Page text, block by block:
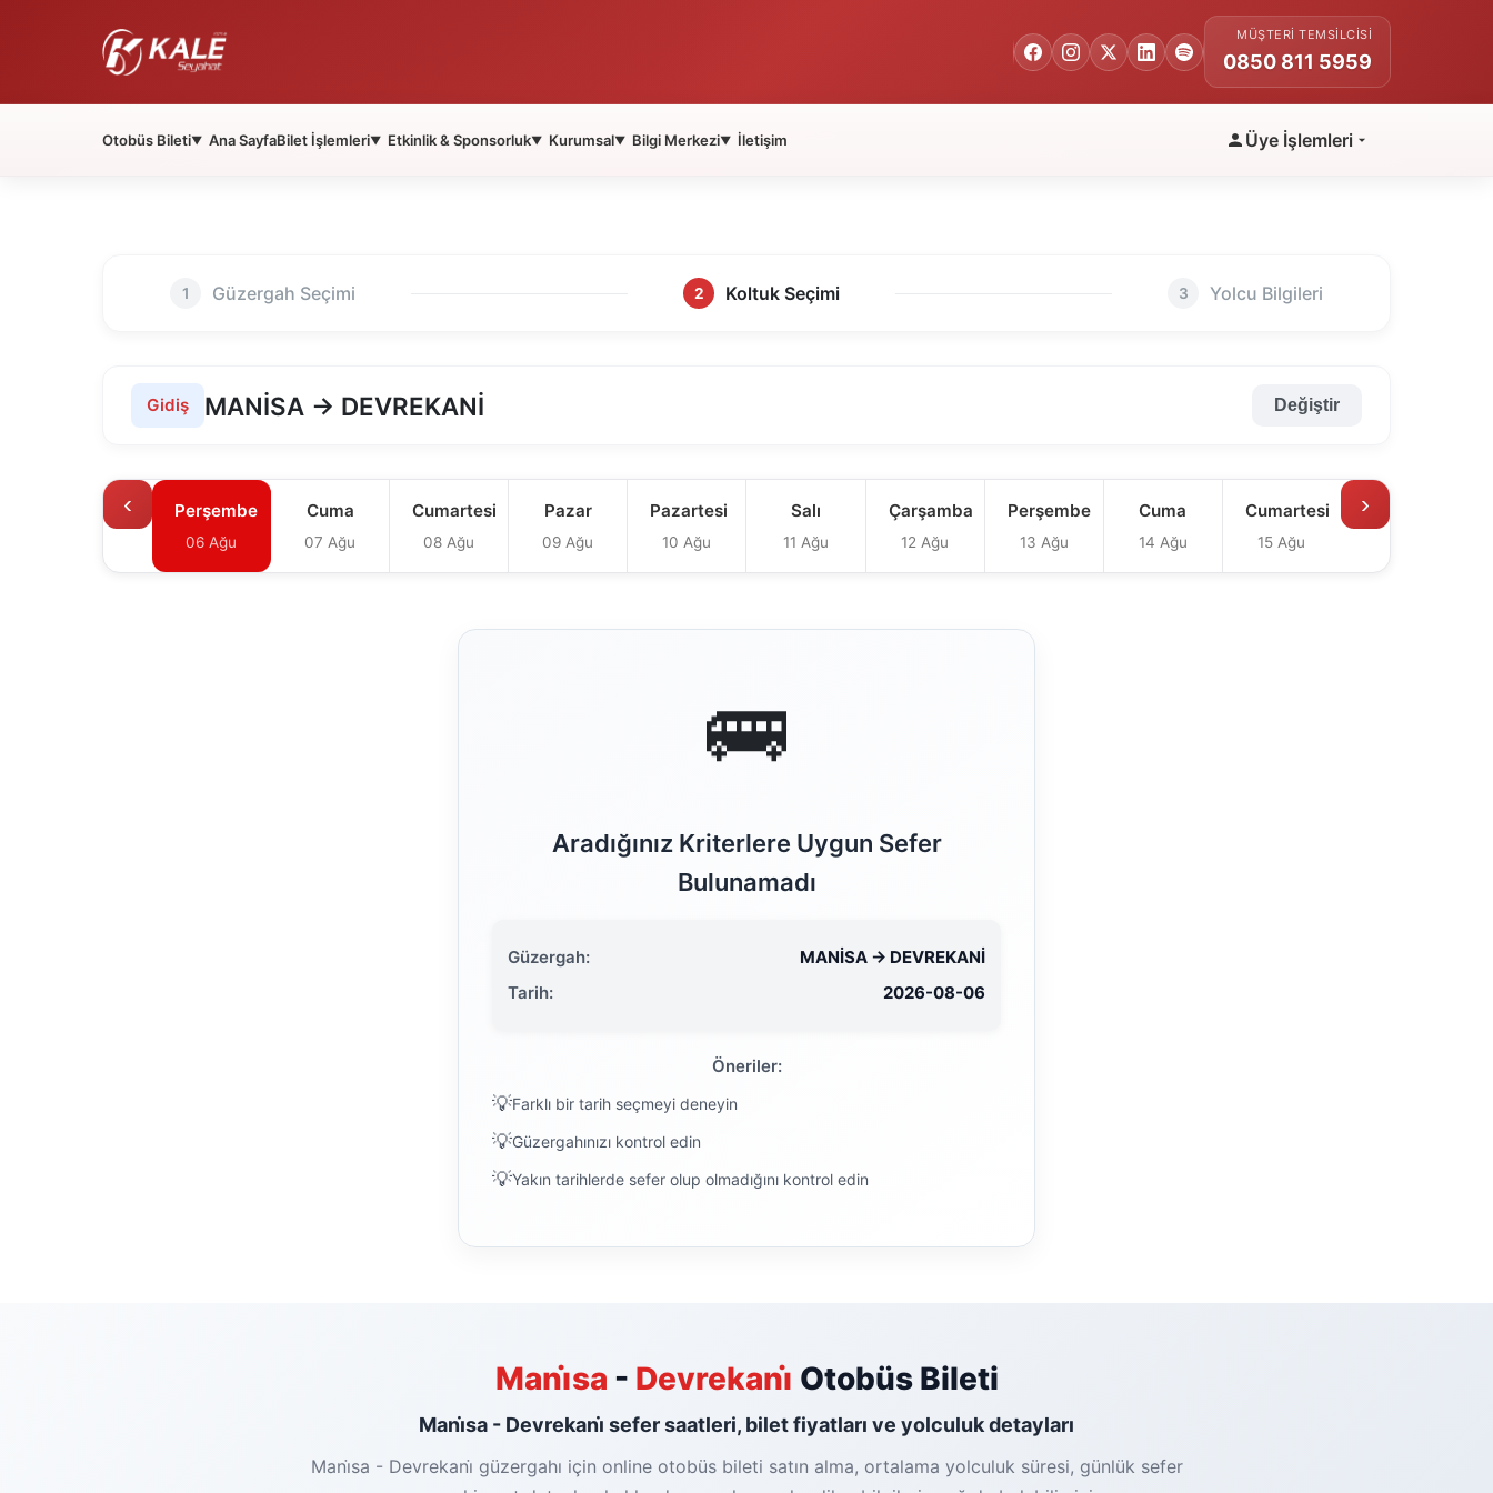
MÜŞTERI TEMSILCISI
0850 811 5959
Otobüs Bileti▼ Ana SayfaBilet İşlemleri▼ Etkinlik & Sponsorluk▼ Kurumsal▼ Bilgi Merkezi▼ İletişim Üye İşlemleri
1 Güzergah Seçimi 2 Koltuk Seçimi 3 Yolcu Bilgileri
Gidiş MANİSA → DEVREKANİ Değiştir
‹ Perşembe
06 Ağu
Cuma
07 Ağu
Cumartesi
08 Ağu
Pazar
09 Ağu
Pazartesi
10 Ağu
Salı
11 Ağu
Çarşamba
12 Ağu
Perşembe
13 Ağu
Cuma
14 Ağu
Cumartesi
15 Ağu
›
🚌
Aradığınız Kriterlere Uygun Sefer
Bulunamadı
Güzergah:
MANİSA → DEVREKANİ
Tarih:
2026-08-06
Öneriler:
Farklı bir tarih seçmeyi deneyin
Güzergahınızı kontrol edin
Yakın tarihlerde sefer olup olmadığını kontrol edin
Mani̇sa - Devrekani̇ Otobüs Bileti
Mani̇sa - Devrekani̇ sefer saatleri, bilet fiyatları ve yolculuk detayları
Mani̇sa - Devrekani̇ güzergahı için online otobüs bileti satın alma, ortalama yolculuk süresi, günlük sefer